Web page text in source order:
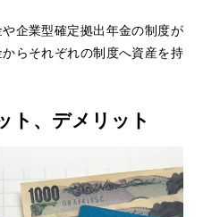
企業型確定拠出年金の制度が
らそれぞれの制度へ資産を持
ト、デメリット